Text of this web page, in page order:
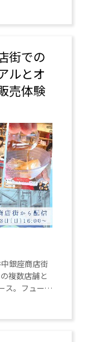
業者は、
街での
ルとオ
売体験
銀座商店街
複数店舗と
ス。フューチ
ューション